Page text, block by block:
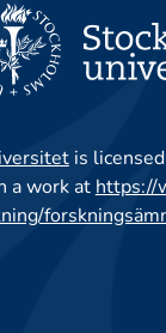
is
a work at https://